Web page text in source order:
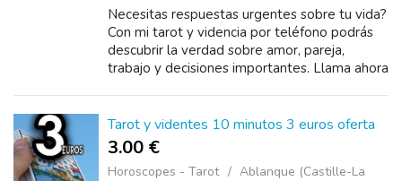
Necesitas respuestas urgentes sobre tu vida?
Con mi tarot y videncia por teléfono podrás
descubrir la verdad sobre amor, pareja,
trabajo y decisiones importantes. Llama ahora
Tarot y videntes 10 minutos 3 euros oferta
3.00 €
Horoscopes - Tarot
Ablanque (Castille-La